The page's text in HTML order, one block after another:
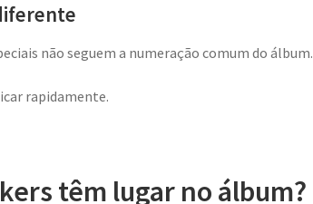
não seguem a numeração comum do álbum.
rapidamente.
têm lugar no álbum?